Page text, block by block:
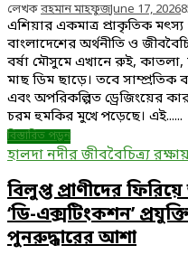
লেখকরহমান মাহফুজJune 17, 2026
এশিয়ার একমাত্র প্রাকৃতিক মৎস্য
বাংলাদেশের অর্থনীতি ও
বর্ষা মৌসুমে এখানে রুই,
মাছ ডিম ছাড়ে। তবে
এবং অপরিকল্পিত ড্রেজিংয়ের
চরম হুমকির মুখে পড়েছে। এই......
বিস্তারিত পড়ুন
হালদা নদীর জীববৈচিত্র্য
বিলুপ্ত প্রাণীদের
‘ডি-এক্সটিংকশন’
পুনরুদ্ধারের আশা